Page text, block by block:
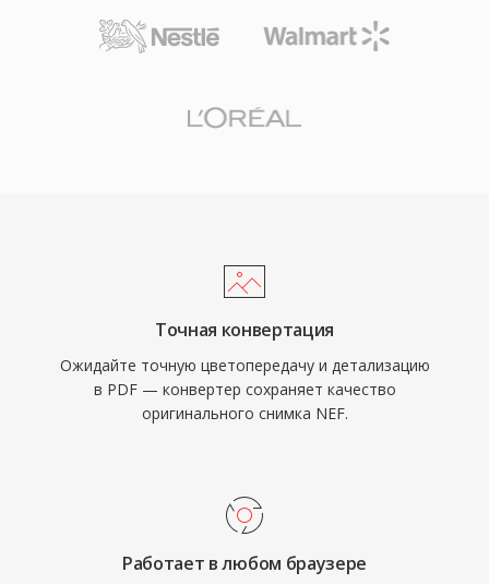
Точная конвертация
Ожидайте точную цветопередачу и детализацию
в PDF — конвертер сохраняет качество
оригинального снимка NEF.
Работает в любом браузере